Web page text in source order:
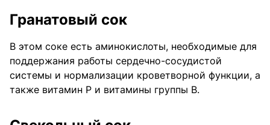
Гранатовый сок
В этом соке есть аминокислоты, необходимые для
поддержания работы сердечно-сосудистой
системы и нормализации кроветворной функции, а
также витамин P и витамины группы B.